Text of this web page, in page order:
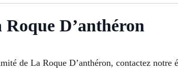
D’anthéron
de La Roque D’anthéron, contactez notre